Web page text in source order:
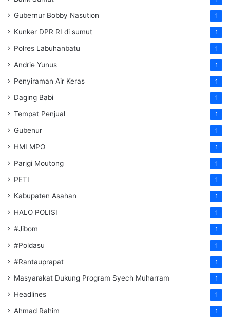
Gubernur Bobby Nasution 1
Kunker DPR RI di sumut 1
Polres Labuhanbatu 1
Andrie Yunus 1
Penyiraman Air Keras 1
Daging Babi 1
Tempat Penjual 1
Gubenur 1
HMI MPO 1
Parigi Moutong 1
PETI 1
Kabupaten Asahan 1
HALO POLISI 1
#Jibom 1
#Poldasu 1
#Rantauprapat 1
Masyarakat Dukung Program Syech Muharram 1
Headlines 1
Ahmad Rahim 1